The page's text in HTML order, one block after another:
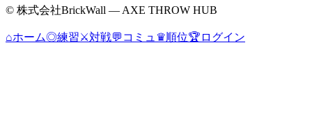
© 株式会社BrickWall — AXE THROW HUB
⌂ホーム◎練習⚔対戦💬 コミュ ♛順位🏆 ログイン